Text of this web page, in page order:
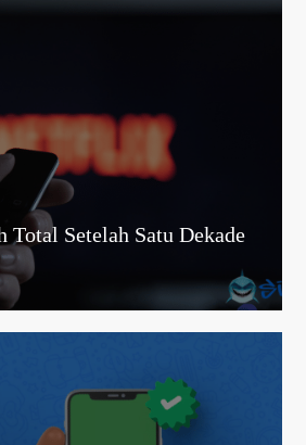
Total Setelah Satu Dekade